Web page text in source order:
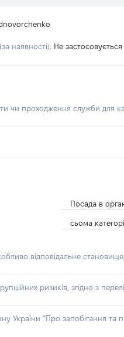
наявності): Не застосовується
чи проходження служби для
Посада в
сьома
відповідальне
ризиків, згідно з
України “Про запобігання